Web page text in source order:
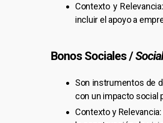
Contexto y
incluir el apoyo a
Bonos Sociales /
Son instrumentos de
con un impacto social
Contexto y